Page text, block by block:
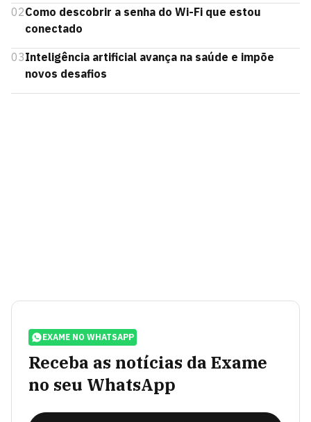
02Como descobrir a senha do Wi-Fi que estou
conectado
03Inteligência artificial avança na saúde e impõe
novos desafios
EXAME NO WHATSAPP
Receba as notícias da Exame
no seu WhatsApp